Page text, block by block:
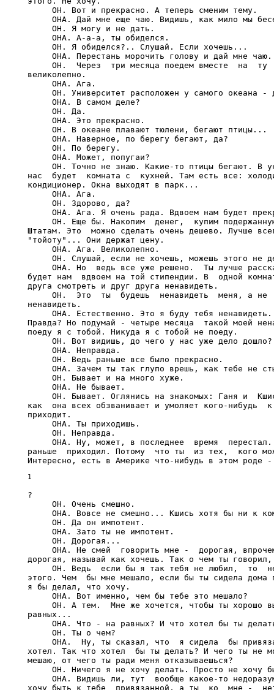
?
     ОН. Очень смешно.
ОНА. Вовсе не смешно... Кшись хотя бы ни к
     ОН. Да он импотент.
     ОНА. Зато ты не импотент.
     ОН. Дорогая...
ОНА. Не смей  говорить мне -  дорогая,
дорогая, называй как хочешь. Так о чем ты говорил,
ОН. Ведь  если бы я так тебя не любил,  то
этого. Чем  бы мне мешало, если бы ты сидела дома
я бы делал, что хочу.
     ОНА. Вот именно, чем бы тебе это мешало?
ОН. А тем.  Мне же хочется, чтобы ты хорошо
равных...
ОНА. Что - на равных? И что хотел бы ты
     ОН. Ты о чем?
ОНА.  Ну, ты сказал, что  я сидела  бы
хотел. Так что хотел  бы ты делать? И чего ты не
мешаю, от чего ты ради меня отказываешься?
ОН. Ничего я не хочу делать. Просто не хочу
ОНА. Видишь ли, тут  вообще какое-то
хочу быть к тебе  привязанной, а ты  ко  мне -